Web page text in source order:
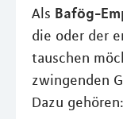
Als Bafög-
die oder der
tauschen
zwingenden
Dazu gehören: